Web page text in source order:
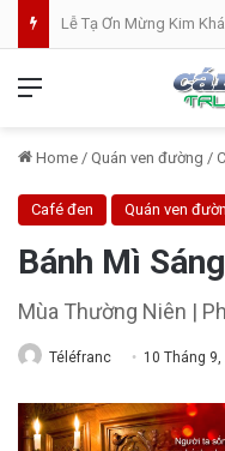
Home / Quán ven đường /
Café đen Quán ven
Bánh Mì
Mùa Thường Niên |
Téléfranc 10 Tháng 9,